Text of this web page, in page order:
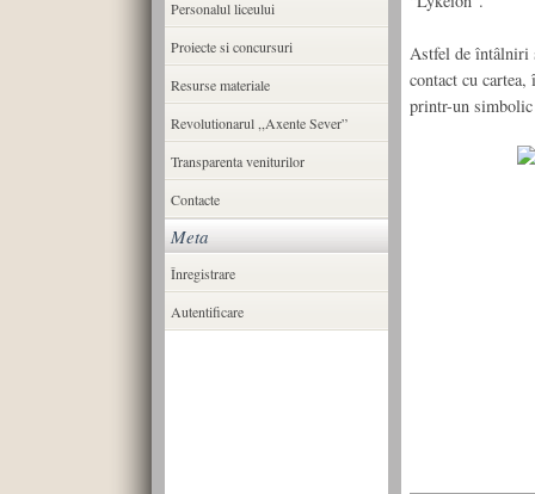
Astfel de întâlniri
contact cu cartea,
printr-un
Personalul liceului
Proiecte si concursuri
Resurse materiale
Revolutionarul ,,Axente Sever”
Transparenta veniturilor
Contacte
Meta
Înregistrare
Autentificare